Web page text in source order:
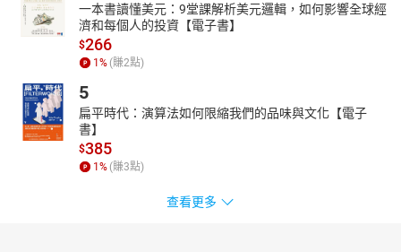
一本書讀懂美元：9堂課解析美元邏輯，如何影響全球經
濟和每個人的投資【電子書】
$266
1% (賺2點)
5
扁平時代：演算法如何限縮我們的品味與文化【電子
書】
$385
1% (賺3點)
查看更多